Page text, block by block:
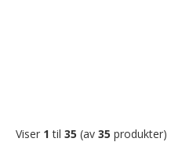
Viser 1 til 35 (av 35 produkter)